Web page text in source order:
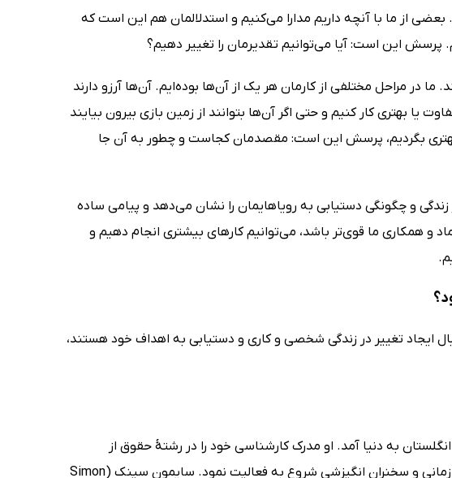
بعضی از ما با آنچه داریم مدارا می‌کنیم و استدلالمان هم این است که
این است: آیا می‌توانیم تقدیرمان را تغییر دهیم؟
در مراحل مختلفی از کارمان هر یک از آن‌ها بوده‌ایم. آن‌ها آرزو دارند
یا بهتری کار کنیم و حتی اگر آن‌ها بتوانند از زمین بازی بیرون بیایند
بهتری بگردیم، پرسش این است: مقصدمان کجاست و چطور به آن جا
و چگونگی دستیابی به رویاهایمان را نشان می‌دهد و پیامی ساده
و همکاری ما قوی‌تر باشد، می‌توانیم کارهای بیشتری انجام دهیم و
ایجاد تغییر در زندگی شخصی و کاری و دستیابی به اهداف خود هستند،
برتر انگیزشی در سال 1973 در ویمبلدون انگلستان به دنیا آمد. او مدرک کارشناسی خود را در رشتهٔ حقوق از
دانشگاه لندن سیتی دریافت کرد و پس از آن به‌عنوان مشاور سازمانی و سخنران انگیزشی شروع به فعالیت نمود. سایمون سینک (Simon